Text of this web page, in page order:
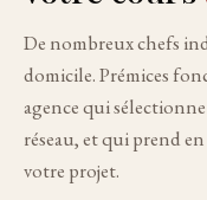
De nombreux chefs
domicile. Prémices
agence qui
réseau, et qui prend
votre projet.